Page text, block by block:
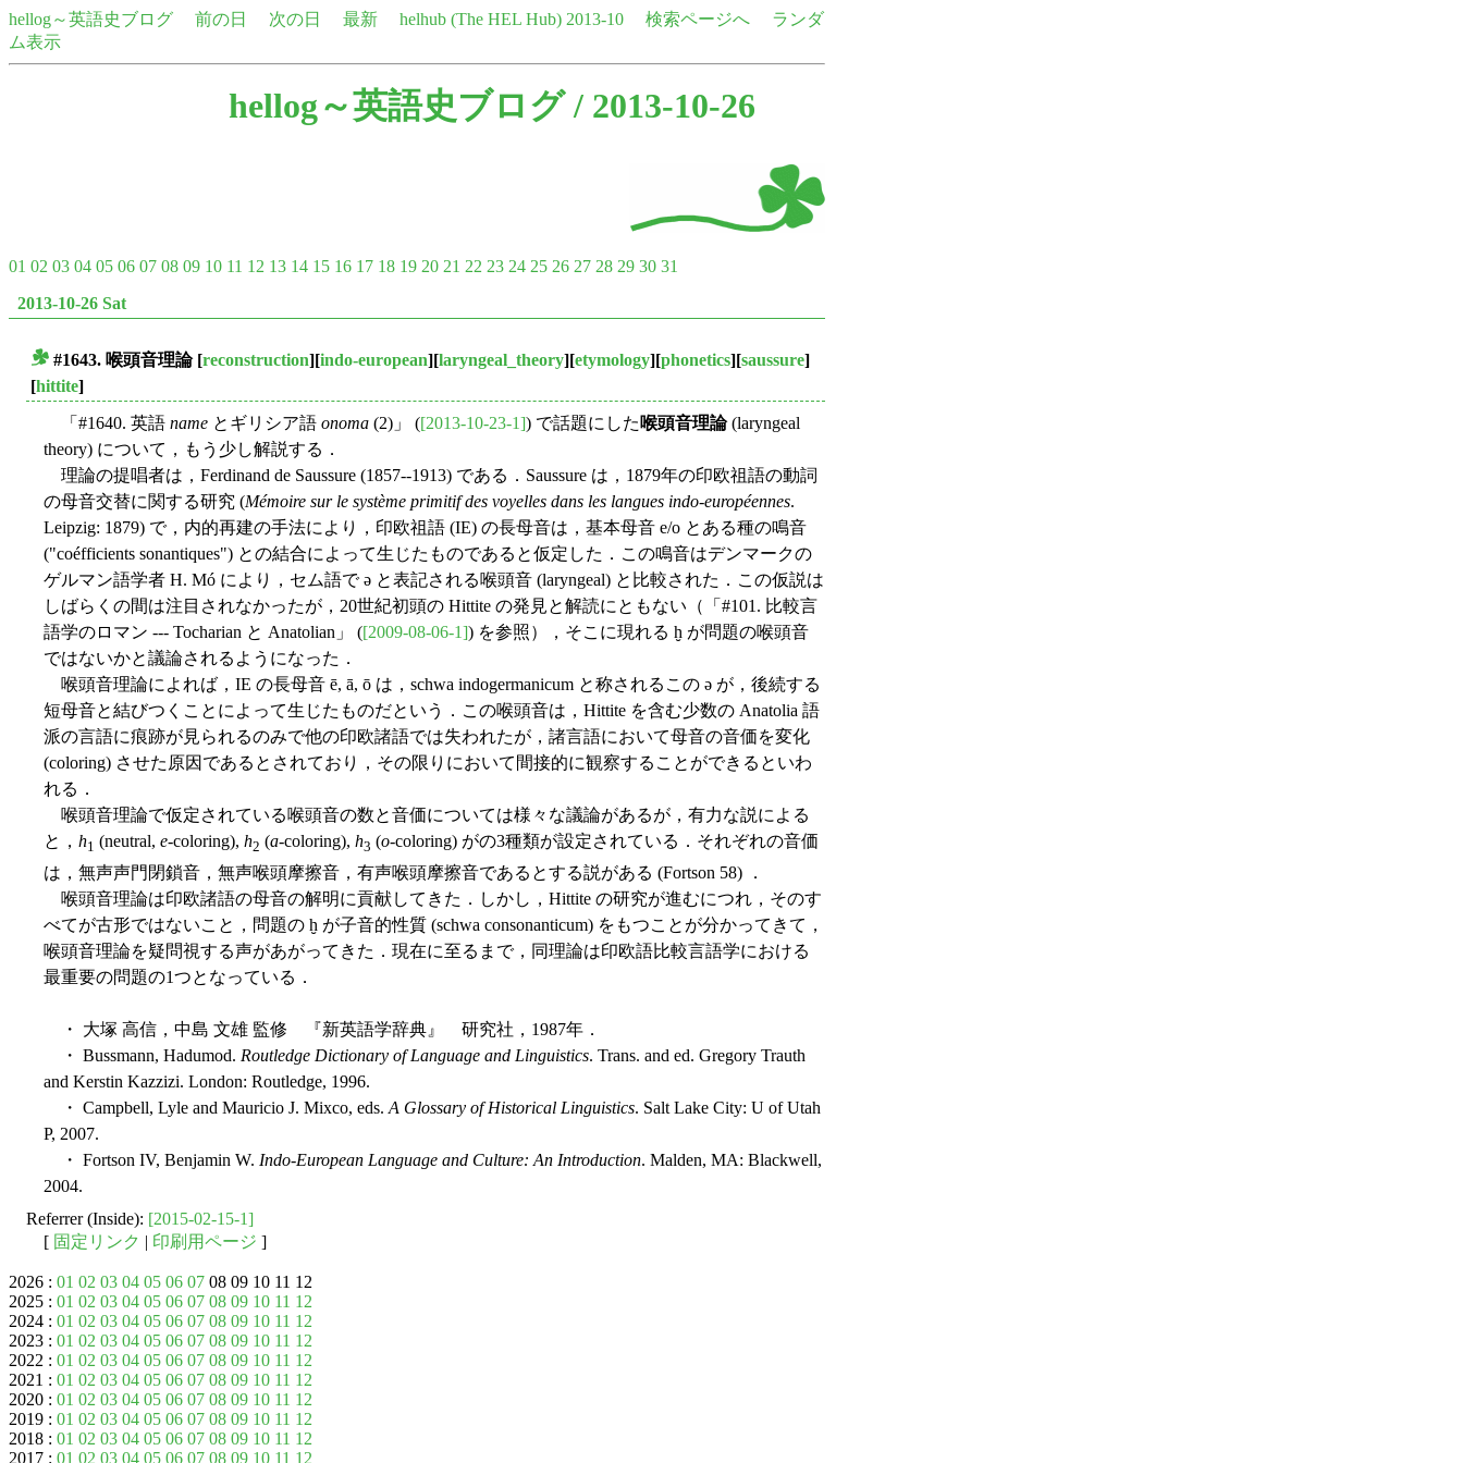
hellog～英語史ブログ 前の日 次の日 最新 helhub (The HEL Hub) 2013-10 検索ページへ
ランダ
ム表示
hellog～英語史ブログ/ 2013-10-26
01 02 03 04 05 06 07 08 09 10 11 12 13 14 15 16 17 18 19 20 21 22 23 24 25 26 27 28 29 30 31
2013-10-26 Sat
#1643. 喉頭音理論[reconstruction][indo-european][laryngeal_theory][etymology][phonetics][saussure]
[hittite]
「#1640. 英語 name とギリシア語 onoma (2)」 ([2013-10-23-1]) で話題にした 喉頭音理論(laryngeal
theory) について，もう少し解説する．
理論の提唱者は，Ferdinand de Saussure (1857--1913) である．Saussure は，1879年の印欧祖語の動詞
の母音交替に関する研究 (Mémoire sur le système primitif des voyelles dans les langues indo-européennes.
Leipzig: 1879) で，内的再建の手法により，印欧祖語 (IE) の長母音は，基本母音 e/o とある種の鳴音
("coéfficients sonantiques") との結合によって生じたものであると仮定した．この鳴音はデンマークの
ゲルマン語学者 H. Mó により，セム語で ə と表記される喉頭音 (laryngeal) と比較された．この仮説は
しばらくの間は注目されなかったが，20世紀初頭の Hittite の発見と解読にともない（「#101. 比較言
語学のロマン --- Tocharian と Anatolian」 ([2009-08-06-1]) を参照），そこに現れる ḫ が問題の喉頭音
ではないかと議論されるようになった．
喉頭音理論によれば，IE の長母音 ē, ā, ō は，schwa indogermanicum と称されるこの ə が，後続する
短母音と結びつくことによって生じたものだという．この喉頭音は，Hittite を含む少数の Anatolia 語
派の言語に痕跡が見られるのみで他の印欧諸語では失われたが，諸言語において母音の音価を変化
(coloring) させた原因であるとされており，その限りにおいて間接的に観察することができるといわ
れる．
喉頭音理論で仮定されている喉頭音の数と音価については様々な議論があるが，有力な説による
と， h1 (neutral, e-coloring), h2 (a-coloring), h3 (o-coloring) がの3種類が設定されている．それぞれの音価
は，無声声門閉鎖音，無声喉頭摩擦音，有声喉頭摩擦音であるとする説がある (Fortson 58) ．
喉頭音理論は印欧諸語の母音の解明に貢献してきた．しかし，Hittite の研究が進むにつれ，そのす
べてが古形ではないこと，問題の ḫ が子音的性質 (schwa consonanticum) をもつことが分かってきて，
喉頭音理論を疑問視する声があがってきた．現在に至るまで，同理論は印欧語比較言語学における
最重要の問題の1つとなっている．
・ 大塚 高信，中島 文雄 監修 『新英語学辞典』 研究社，1987年．
・ Bussmann, Hadumod. Routledge Dictionary of Language and Linguistics. Trans. and ed. Gregory Trauth
and Kerstin Kazzizi. London: Routledge, 1996.
・ Campbell, Lyle and Mauricio J. Mixco, eds. A Glossary of Historical Linguistics. Salt Lake City: U of Utah
P, 2007.
・ Fortson IV, Benjamin W. Indo-European Language and Culture: An Introduction. Malden, MA: Blackwell,
2004.
Referrer (Inside): [2015-02-15-1]
[ 固定リンク | 印刷用ページ ]
2026 : 01 02 03 04 05 06 07 08 09 10 11 12
2025 : 01 02 03 04 05 06 07 08 09 10 11 12
2024 : 01 02 03 04 05 06 07 08 09 10 11 12
2023 : 01 02 03 04 05 06 07 08 09 10 11 12
2022 : 01 02 03 04 05 06 07 08 09 10 11 12
2021 : 01 02 03 04 05 06 07 08 09 10 11 12
2020 : 01 02 03 04 05 06 07 08 09 10 11 12
2019 : 01 02 03 04 05 06 07 08 09 10 11 12
2018 : 01 02 03 04 05 06 07 08 09 10 11 12
2017 : 01 02 03 04 05 06 07 08 09 10 11 12